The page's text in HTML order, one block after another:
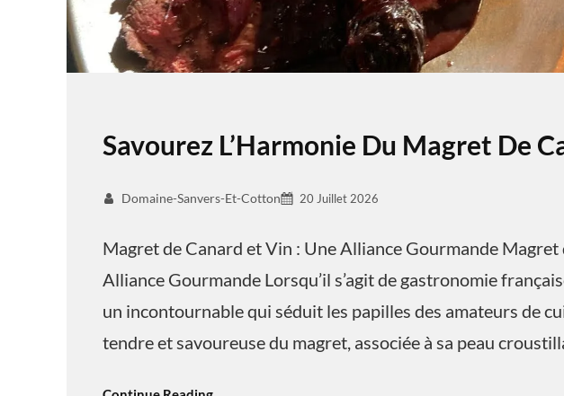
Savourez L’Harmonie Du Magret De
Domaine-Sanvers-Et-Cotton 20 Juillet 2026
Magret de Canard et Vin : Une Alliance Gourmande Magret
Alliance Gourmande Lorsqu’il s’agit de gastronomie
un incontournable qui séduit les papilles des amateurs de
tendre et savoureuse du magret, associée à sa peau